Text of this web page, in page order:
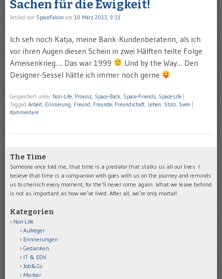
Sachen für die Ewigkeit!
Artikel von SpaceFalcon am 10 März 2013, 9:11
Ich seh noch Katja, meine Bank-Kundenberaterin, als ich
vor ihren Augen diesen Schein in zwei Hälften teilte Folge
Ameisenkrieg…. Das war 1999
Und by the Way… Den
Designer-Sessel hätte ich immer noch gerne
Gespeichert unter Nori-Life Provinz Space-Back Space-Friends Space-Life
Tagged Arbeit Erinnerung Freund Freunde Freundschaft Leben Stolz Sven
Kommentare
The Time
Someone once told me, that time is a predator that stalks us all our lives. I
believe that time is a companion with goes with us on the journey and reminds
us to cherisch every moment, for the’ll never come again. What we leave behind
is not as important as how we’ve lived. After all, we’re only mortal!
Kategorien
Nori-Life
Aufreger
Erinnerungen
Gedanken
IT & EDV
Job&Co
Merker